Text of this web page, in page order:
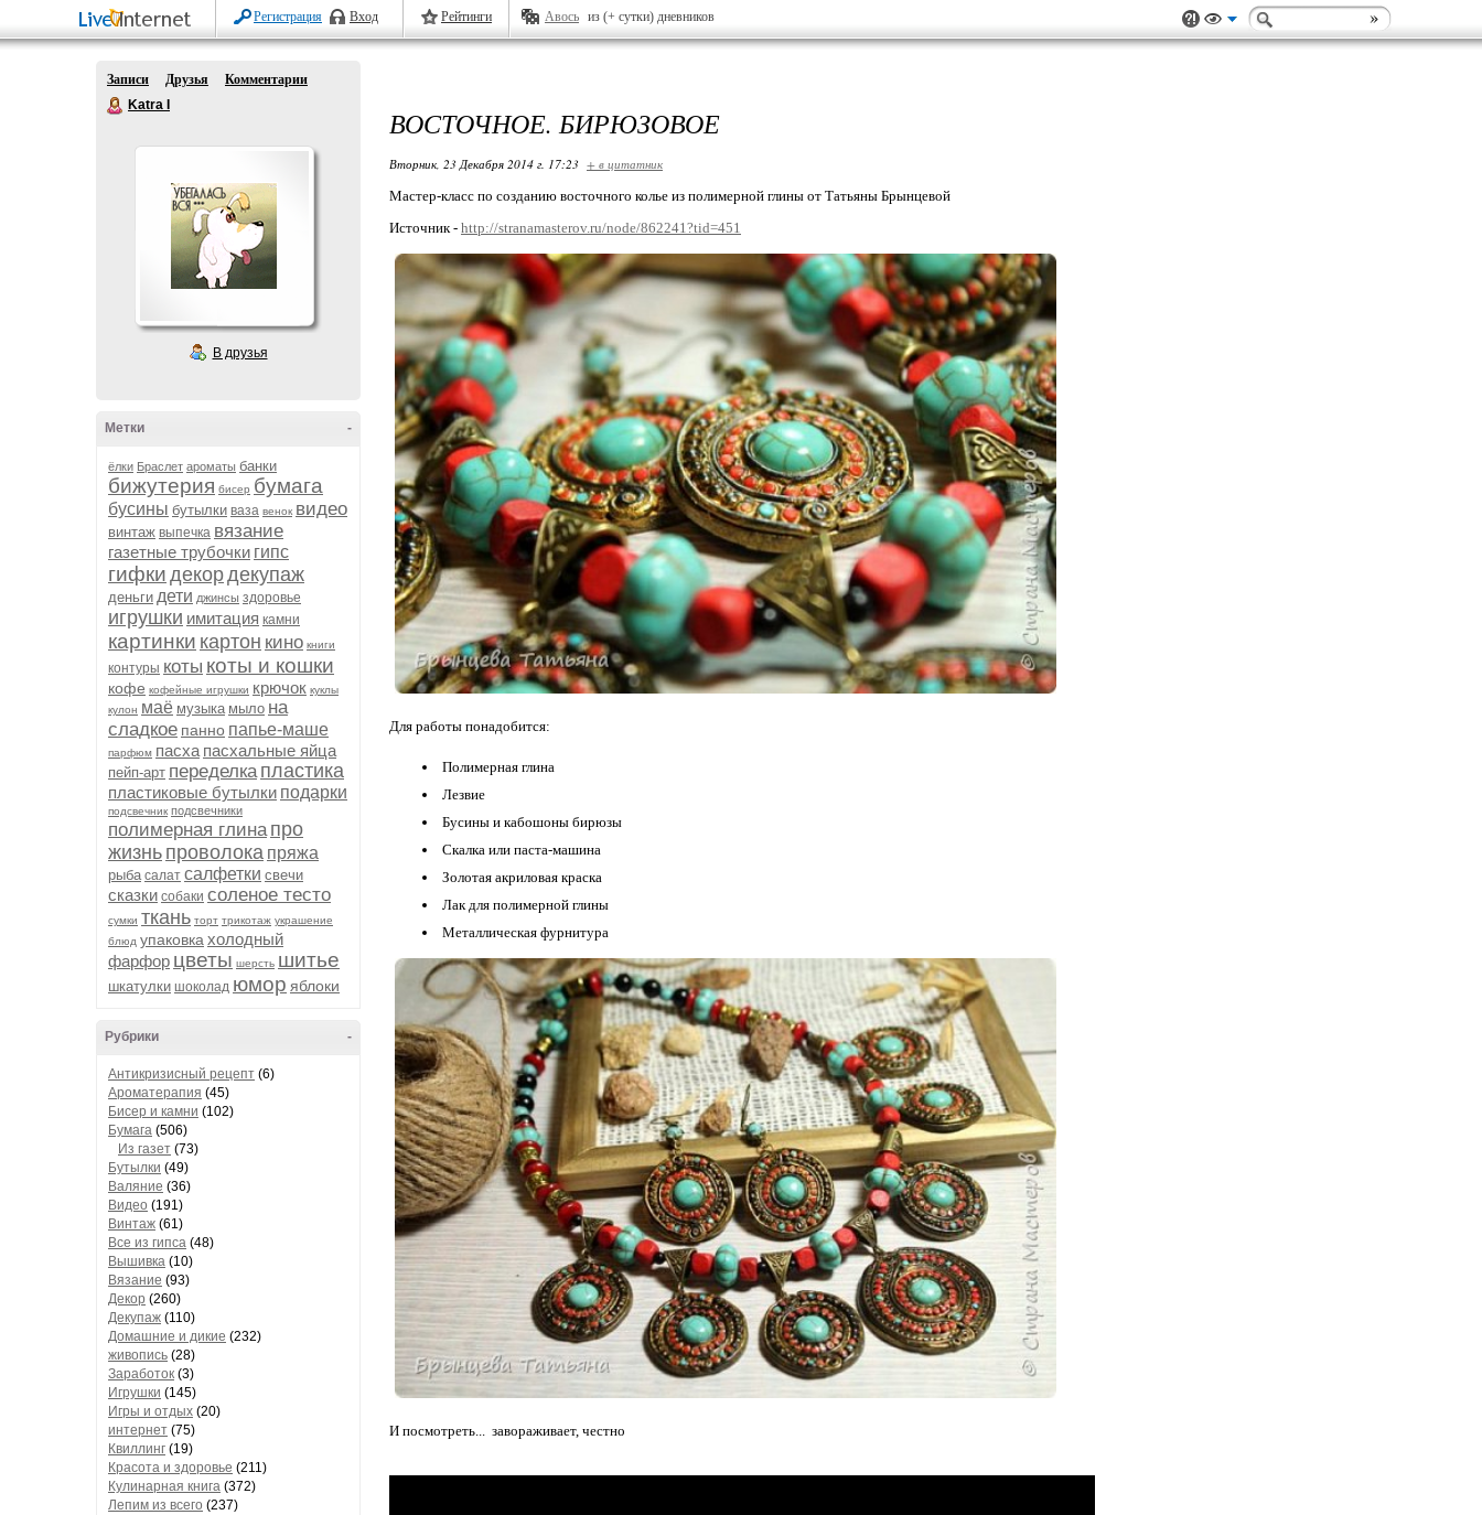
Регистрация Вход Рейтинги Авось из (+ сутки) дневников
Записи Друзья
Комментарии
Katra I
В друзья
-
Метки
ёлки Браслет ароматы банки
бижутерия бисер бумага
бусины бутылки ваза венок видео
винтаж выпечка вязание
газетные трубочки гипс
гифки декордекупаж
деньги дети джинсы здоровье
игрушки имитация камни
картинки картон кино книги
контуры коты коты и кошки
кофе кофейные игрушки крючок куклы
кулон маё музыка мыло на
сладкое панно папье-маше
парфюм пасха пасхальные яйца
пейп-арт переделка пластика
пластиковые бутылки подарки
подсвечник подсвечники
полимерная глина про
жизнь проволока пряжа
рыба салат салфетки свечи
сказки собаки соленое тесто
сумки ткань торт трикотаж украшение
блюд упаковка холодный
фарфор цветы шерсть шитье
шкатулки шоколад юмор яблоки
-
Рубрики
Антикризисный рецепт (6)
Ароматерапия (45)
Бисер и камни (102)
Бумага (506)
Из газет (73)
Бутылки (49)
Валяние (36)
Видео (191)
Винтаж (61)
Все из гипса (48)
Вышивка (10)
Вязание (93)
Декор (260)
Декупаж (110)
Домашние и дикие (232)
живопись (28)
Заработок (3)
Игрушки (145)
Игры и отдых (20)
интернет (75)
Квиллинг (19)
Красота и здоровье (211)
Кулинарная книга (372)
Лепим из всего (237)
ВОСТОЧНОЕ. БИРЮЗОВОЕ
Вторник, 23 Декабря 2014 г. 17:23 + в цитатник
Мастер-класс по созданию восточного колье из полимерной глины от Татьяны Брынцевой
Источник - http://stranamasterov.ru/node/862241?tid=451
Для работы понадобится:
Полимерная глина
Лезвие
Бусины и кабошоны бирюзы
Скалка или паста-машина
Золотая акриловая краска
Лак для полимерной глины
Металлическая фурнитура
И посмотреть... завораживает, честно